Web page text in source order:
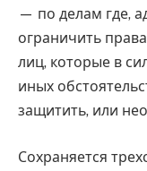
— по делам где,
ограничить
лиц, которые в
иных
защитить, или
Сохраняется